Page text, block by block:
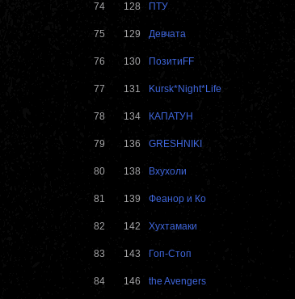
74 128 ПТУ
75 129 Девчата
76 130 ПозитиFF
77 131 Kursk*Night*Life
78 134 КАПАТУН
79 136 GRESHNIKI
80 138 Вхухоли
81 139 Феанор и Ко
82 142 Хухтамаки
83 143 Гоп-Стоп
84 146 the Avengers